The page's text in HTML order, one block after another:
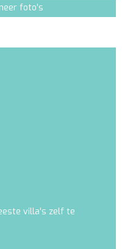
foto's
villa's zelf te